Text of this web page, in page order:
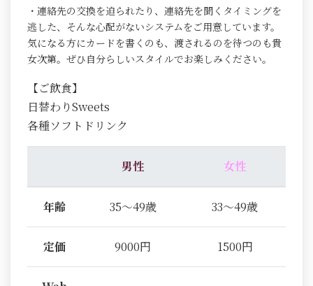
・連絡先の交換を迫られたり、連絡先を聞くタイミングを
逃した、そんな心配がないシステムをご用意しています。
気になる方にカードを書くのも、渡されるのを待つのも貴
女次第。ぜひ自分らしいスタイルでお楽しみください。
【ご飲食】
日替わりSweets
各種ソフトドリンク
男性 女性
年齢 35～49歳 33～49歳
定価 9000円 1500円